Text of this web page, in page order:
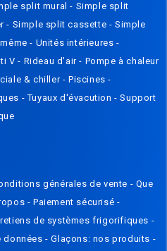
split mural- Simple split
- Simple split cassette -Simple
- Unités intérieures-
V- Rideau d'air- Pompe à chaleur
& chiller -Piscines-
-Tuyaux d'évacution-Support
générales de vente - Que
-Paiement sécurisé -
de systèmes frigorifiques -
données-Glaçons: nos produits -